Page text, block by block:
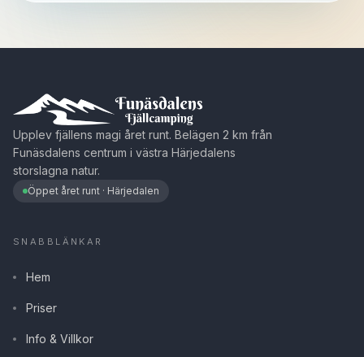
Upplev fjällens magi året runt. Belägen 2 km från
Funäsdalens centrum i västra Härjedalens
storslagna natur.
Öppet året runt · Härjedalen
SNABBLÄNKAR
Hem
Priser
Info & Villkor